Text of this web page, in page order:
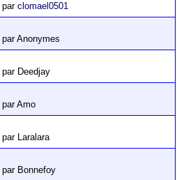
parclomael0501
par Anonymes
par Deedjay
par Amo
par Laralara
par Bonnefoy